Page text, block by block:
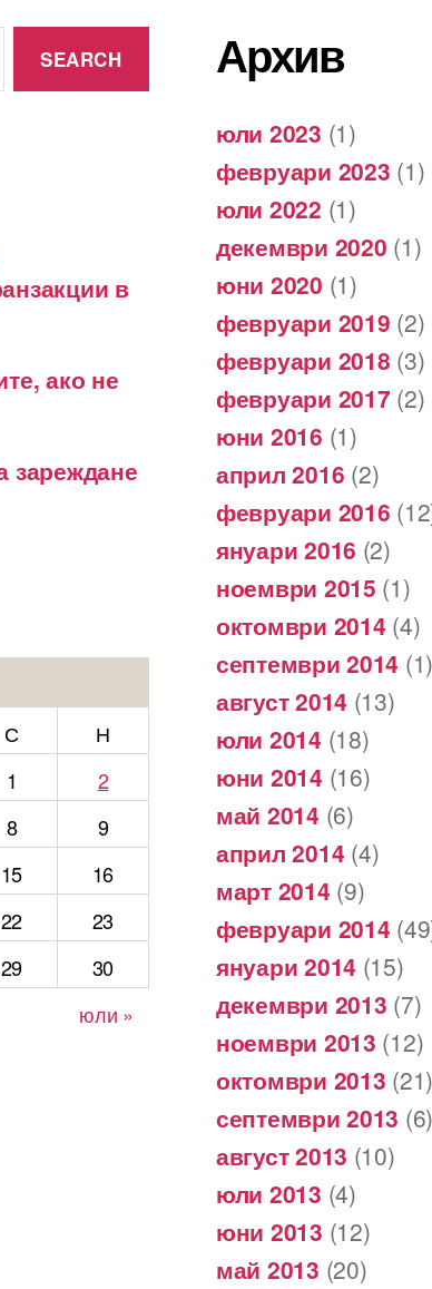
в
ако не
зареждане
С
Н
1
2
8
9
15
16
22
23
29
30
юли »
Архив
юли 2023 (1)
февруари 2023 (1)
юли 2022 (1)
декември 2020 (1)
юни 2020 (1)
февруари 2019 (2)
февруари 2018 (3)
февруари 2017 (2)
юни 2016 (1)
април 2016 (2)
февруари 2016
януари 2016 (2)
ноември 2015 (1)
октомври 2014 (4)
септември 2014
август 2014 (13)
юли 2014 (18)
юни 2014 (16)
май 2014 (6)
април 2014 (4)
март 2014 (9)
февруари 2014
януари 2014 (15)
декември 2013 (7)
ноември 2013 (12)
октомври 2013
септември 2013
август 2013 (10)
юли 2013 (4)
юни 2013 (12)
май 2013 (20)